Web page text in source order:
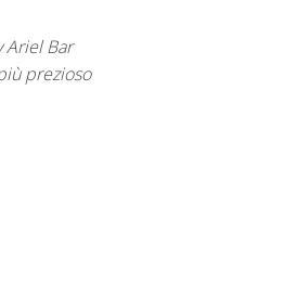
Ariel Bar
prezioso